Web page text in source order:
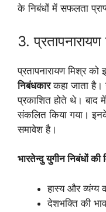
के निबंधों में सफलता
3. प्रतापनारायण
प्रतापनारायण मिश्र
निबंधकारकहा जाता
प्रकाशित होते थे। बाद
संकलित किया गया।
समावेश है।
भारतेन्दु युगीन निबंधों की
हास्य और व्यंग्य
देशभक्ति की